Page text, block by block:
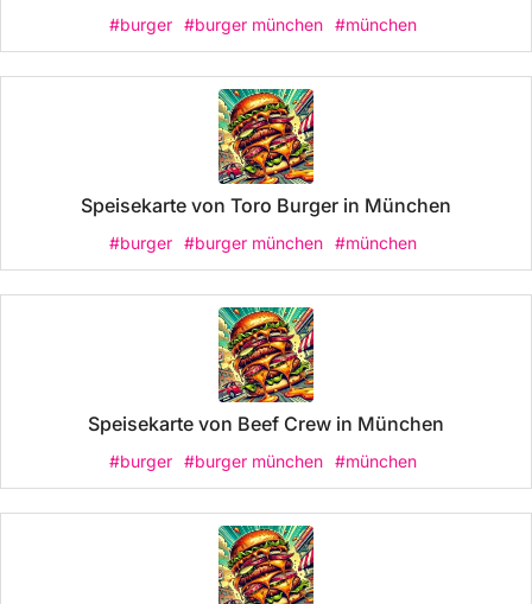
#burger #burger münchen #münchen
Speisekarte von Toro Burger in München
#burger #burger münchen #münchen
Speisekarte von Beef Crew in München
#burger #burger münchen #münchen